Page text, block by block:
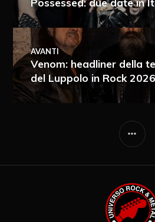
Immediata
Giornalmente
Settimanalmente
Ricevi i nuovi
Do il mio consenso
cookie salvi i miei
sito web) per il
AVANTI
Venom: headliner della
del Luppolo in Rock 2026